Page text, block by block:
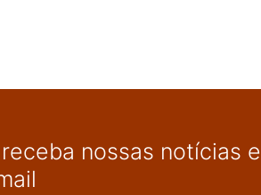
nossas notícias e